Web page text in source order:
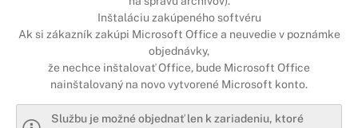
Inštaláciu zakúpeného softvéru
Ak si zákazník zakúpi Microsoft Office a neuvedie v poznámke
objednávky,
že nechce inštalovať Office, bude Microsoft Office
nainštalovaný na novo vytvorené Microsoft konto.
Službu je možné objednať len k zariadeniu, ktoré